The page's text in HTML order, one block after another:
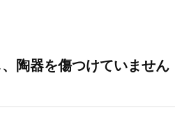
陶器を傷つけていません